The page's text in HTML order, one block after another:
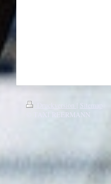
Druckversion
© TAXI REERMANN